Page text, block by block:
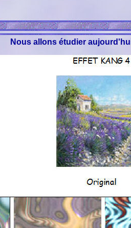
Nous allons étudier